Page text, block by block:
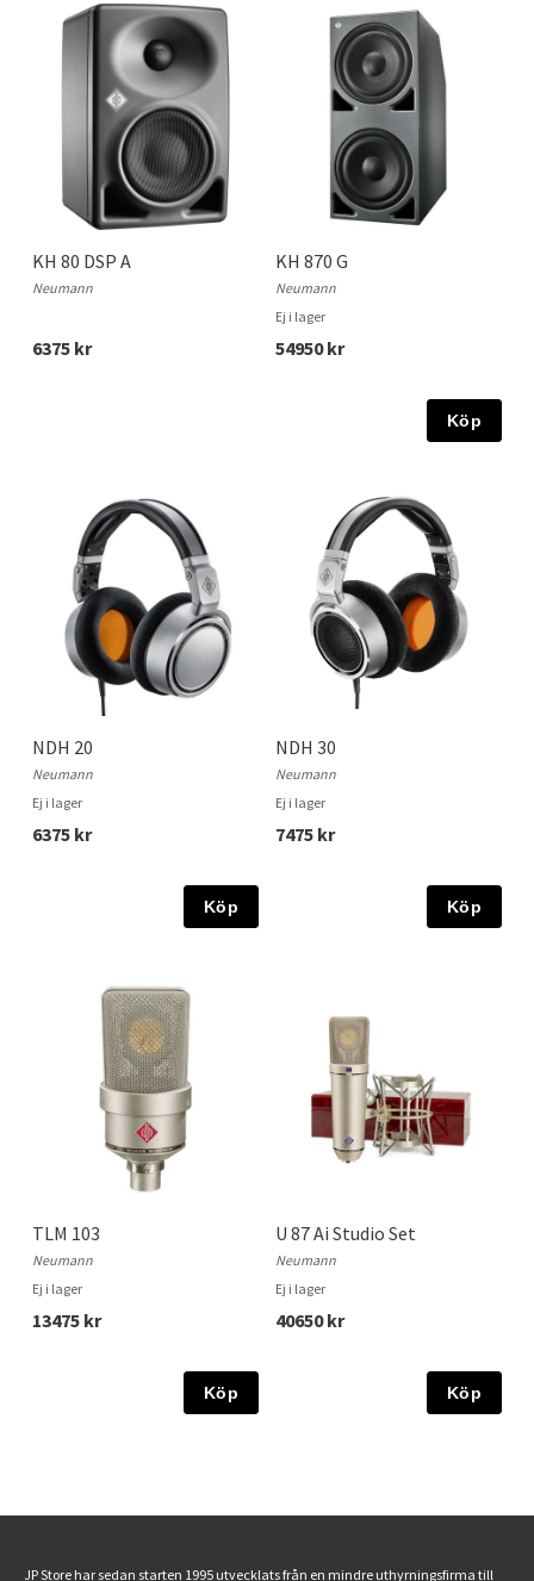
KH 80 DSP A
Neumann
6375 kr
KH 870 G
Neumann
Ej i lager
54950 kr
Köp
NDH 20
Neumann
Ej i lager
6375 kr
Köp
NDH 30
Neumann
Ej i lager
7475 kr
Köp
TLM 103
Neumann
Ej i lager
13475 kr
Köp
U 87 Ai Studio Set
Neumann
Ej i lager
40650 kr
Köp
JP Store har sedan starten 1995 utvecklats från en mindre uthyrningsfirma till